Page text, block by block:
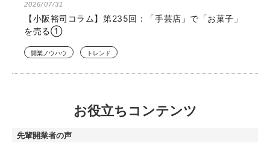
2026/07/31
【小阪裕司コラム】第235回：「手芸店」で「お菓子」
を売る①
開業ノウハウ トレンド
お役立ちコンテンツ
先輩開業者の声